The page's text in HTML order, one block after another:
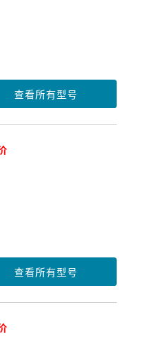
查看所有型号
查看所有型号